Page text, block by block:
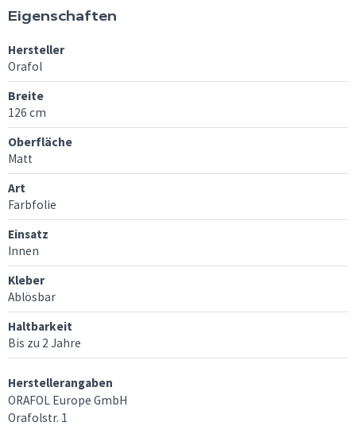
Eigenschaften
Hersteller
Orafol
Breite
126 cm
Oberfläche
Matt
Art
Farbfolie
Einsatz
Innen
Kleber
Ablösbar
Haltbarkeit
Bis zu 2 Jahre
Herstellerangaben
ORAFOL Europe GmbH
Orafolstr. 1